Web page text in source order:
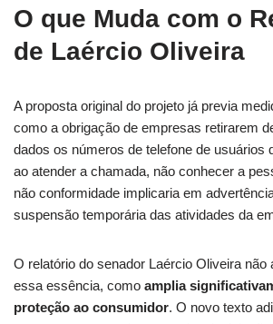
O que Muda com o
de Laércio Oliveira
A proposta original do projeto já previa
como a obrigação de empresas retirarem
dados os números de telefone de usuários
ao atender a chamada, não conhecer a
não conformidade implicaria em
suspensão temporária das atividades da
O relatório do senador Laércio Oliveira não
essa essência, como amplia
proteção ao consumidor. O novo texto